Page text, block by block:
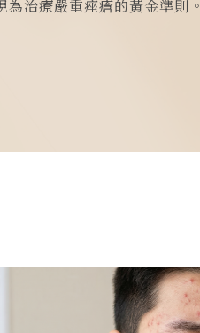
為治療嚴重痤瘡的黃金準則。